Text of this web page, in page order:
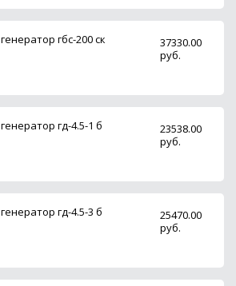
генератор гбс-200 ск
37330.00
руб.
генератор гд-4.5-1 б
23538.00
руб.
генератор гд-4.5-3 б
25470.00
руб.